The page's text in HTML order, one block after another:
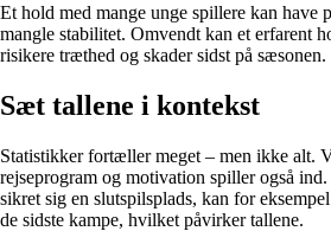
Et hold med mange unge spillere kan have
mangle stabilitet. Omvendt kan et erfarent
risikere træthed og skader sidst på sæsonen.
Sæt tallene i kontekst
Statistikker fortæller meget – men ikke alt.
rejseprogram og motivation spiller også
sikret sig en slutspilsplads, kan for
de sidste kampe, hvilket påvirker tallene.